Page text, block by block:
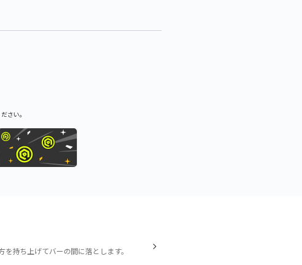
さい。
持ち上げてバーの間に落とします。